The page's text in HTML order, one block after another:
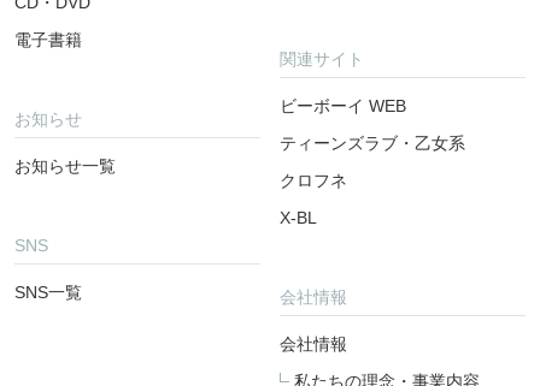
電子書籍
お知らせ
お知らせ一覧
SNS
SNS一覧
関連サイト
ビーボーイ WEB
ティーンズラブ・乙女系
クロフネ
X-BL
会社情報
会社情報
私たちの理念・事業内容